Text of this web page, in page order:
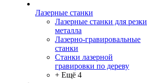
Лазерные станки
Лазерные станки для резки
металла
Лазерно-гравировальные
станки
Станки лазерной
гравировки по дереву
+ Ещё 4